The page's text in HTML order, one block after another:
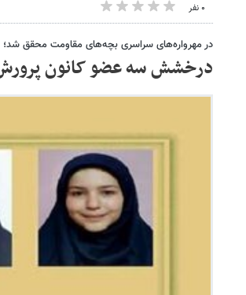
۰ نفر
در مهرواره‌های سراسری بچه‌های مقاومت محقق شد؛
درخشش سه عضو کانون